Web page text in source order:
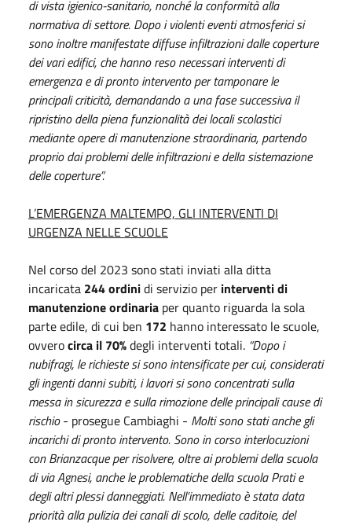
di vista igienico-sanitario, nonché la conformità alla
normativa di settore. Dopo i violenti eventi atmosferici si
sono inoltre manifestate diffuse infiltrazioni dalle coperture
dei vari edifici, che hanno reso necessari interventi di
emergenza e di pronto intervento per tamponare le
principali criticità, demandando a una fase successiva il
ripristino della piena funzionalità dei locali scolastici
mediante opere di manutenzione straordinaria, partendo
proprio dai problemi delle infiltrazioni e della sistemazione
delle coperture”.
L’EMERGENZA MALTEMPO, GLI INTERVENTI DI
URGENZA NELLE SCUOLE
Nel corso del 2023 sono stati inviati alla ditta
incaricata 244 ordinidi servizio per interventi di
manutenzione ordinaria per quanto riguarda la sola
parte edile, di cui ben 172 hanno interessato le scuole,
ovverocirca il 70%degli interventi totali. “Dopo i
nubifragi, le richieste si sono intensificate per cui, considerati
gli ingenti danni subiti, i lavori si sono concentrati sulla
messa in sicurezza e sulla rimozione delle principali cause di
rischio- prosegue Cambiaghi - Molti sono stati anche gli
incarichi di pronto intervento. Sono in corso interlocuzioni
con Brianzacque per risolvere, oltre ai problemi della scuola
di via Agnesi, anche le problematiche della scuola Prati e
degli altri plessi danneggiati. Nell’immediato è stata data
priorità alla pulizia dei canali di scolo, delle caditoie, del